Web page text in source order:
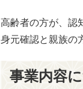
高齢者の方が、認
身元確認と親族の
事業内容